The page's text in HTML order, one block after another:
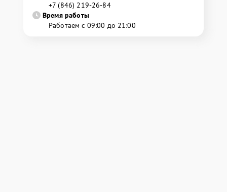
+7 (846) 219-26-84
Время работы
Работаем с 09:00 до 21:00